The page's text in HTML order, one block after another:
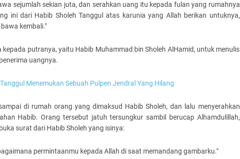
sejumlah sekian juta, dan serahkan uang itu kepada fulan yang rumahnya
ini dari Habib Sholeh Tanggul atas karunia yang Allah berikan untuknya,
kembali."
putranya, yaitu Habib Muhammad bin Sholeh AlHamid, untuk menulis
uangnya.
Menemukan Sebuah Pulpen Jendral Yang Hilang
di rumah orang yang dimaksud Habib Sholeh, dan lalu menyerahkan
Habib. Orang tersebut jatuh tersungkur sambil berucap Alhamdulillah,
surat dari Habib Sholeh yang isinya:
permintaanmu kepada Allah di saat memandang gambarku."